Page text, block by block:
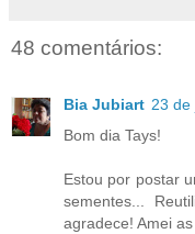
48 comentários:
Bia Jubiart 23 de
Bom dia Tays!
Estou por postar
sementes...
agradece! Amei